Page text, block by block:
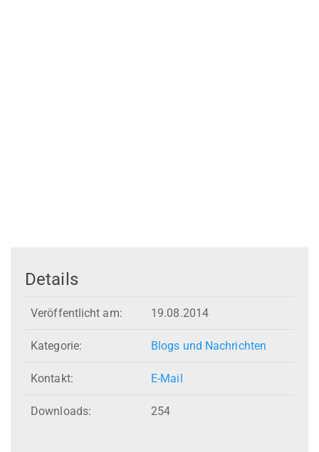
Details
Veröffentlicht am: 19.08.2014
Kategorie: Blogs und Nachrichten
Kontakt: E-Mail
Downloads: 254